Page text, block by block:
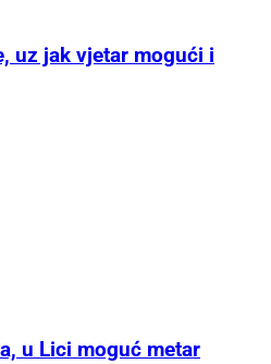
uz jak vjetar mogući i
u Lici moguć metar